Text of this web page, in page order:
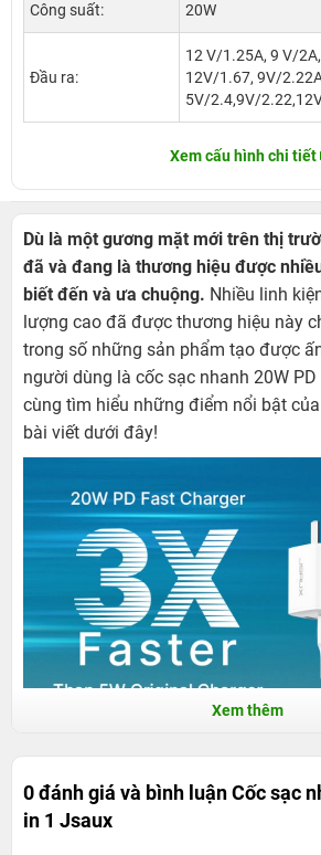
Công suất: 20W
Đầu ra:
12 V/1.25A, 9 V/
12V/1.67, 9V/
5V/2.4,9V/
Xem cấu hình chi tiết
Dù là một gương mặt mới trên thị
đã và đang là thương hiệu được
biết đến và ưa chuộng. Nhiều linh
lượng cao đã được thương hiệu này
trong số những sản phẩm tạo được
người dùng là cốc sạc nhanh 20W
cùng tìm hiểu những điểm nổi bật
bài viết dưới đây!
Cốc sạc nhanh 20W PD 2
mạo nhỏ gọn, công suất ấn
Cốc sạc nhanh 20W PD 2 in 1
Xem thêm
0 đánh giá và bình luậnCốc sạc
in 1 Jsaux